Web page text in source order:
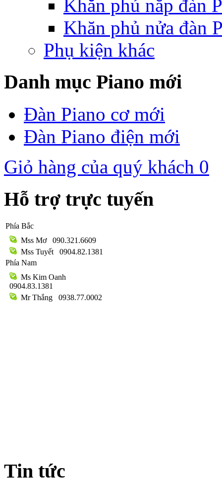
Khăn phủ nắp đàn
Khăn phủ nửa đàn
Phụ kiện khác
Danh mục Piano mới
Đàn Piano cơ mới
Đàn Piano điện mới
Giỏ hàng của quý khách 0
Hỗ trợ trực tuyến
Phía Bắc
Mss Mơ
090.321.6609
Mss Tuyết
0904.82.1381
Phía Nam
Ms Kim Oanh
0904.83.1381
Mr Thắng
0938.77.0002
Tin tức